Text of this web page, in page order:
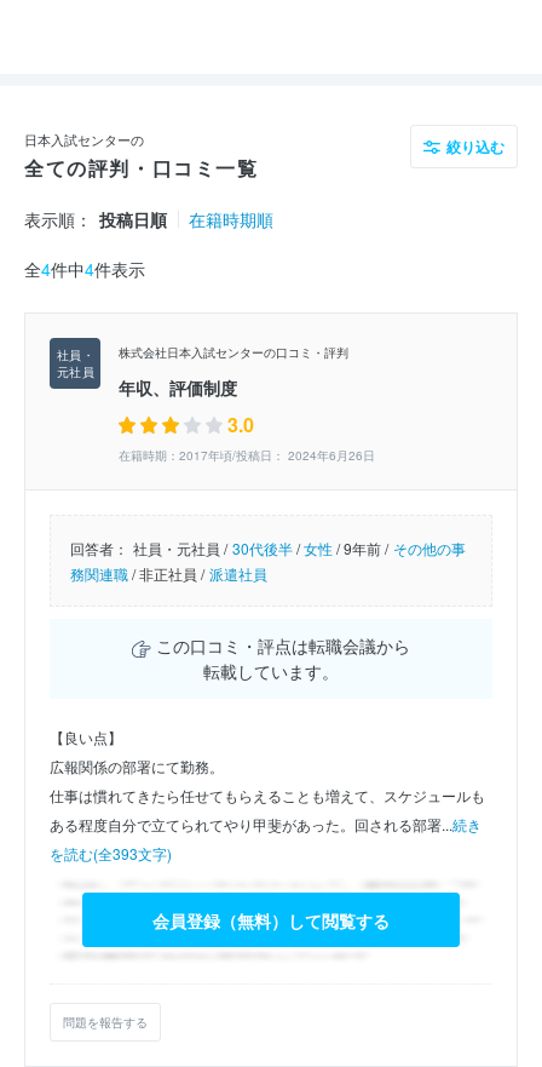
日本入試センターの
全ての評判・口コミ一覧
絞り込む
表示順： 投稿日順 在籍時期順
全4件中4件表示
株式会社日本入試センターの口コミ・評判
年収、評価制度
3.0
在籍時期：2017年頃/投稿日： 2024年6月26日
回答者： 社員・元社員 / 30代後半/女性/9年前 / その他の事
務関連職/非正社員 / 派遣社員
この口コミ・評点は転職会議から
転載しています。
【良い点】
広報関係の部署にて勤務。
仕事は慣れてきたら任せてもらえることも増えて、スケジュールも
ある程度自分で立てられてやり甲斐があった。回される部署...続き
を読む(全393文字)
会員登録（無料）して閲覧する
問題を報告する